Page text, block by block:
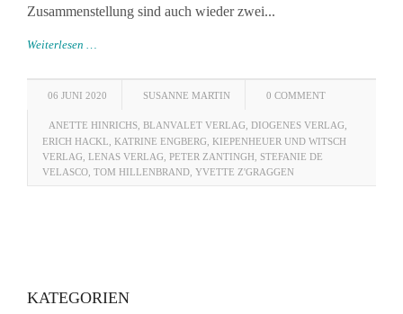
Zusammenstellung sind auch wieder zwei...
Weiterlesen …
06 JUNI 2020 SUSANNE MARTIN 0 COMMENT
ANETTE HINRICHS BLANVALET VERLAG DIOGENES VERLAG
ERICH HACKL KATRINE ENGBERG KIEPENHEUER UND WITSCH
VERLAG LENAS VERLAG PETER ZANTINGH STEFANIE DE
VELASCO TOM HILLENBRAND YVETTE Z'GRAGGEN
KATEGORIEN